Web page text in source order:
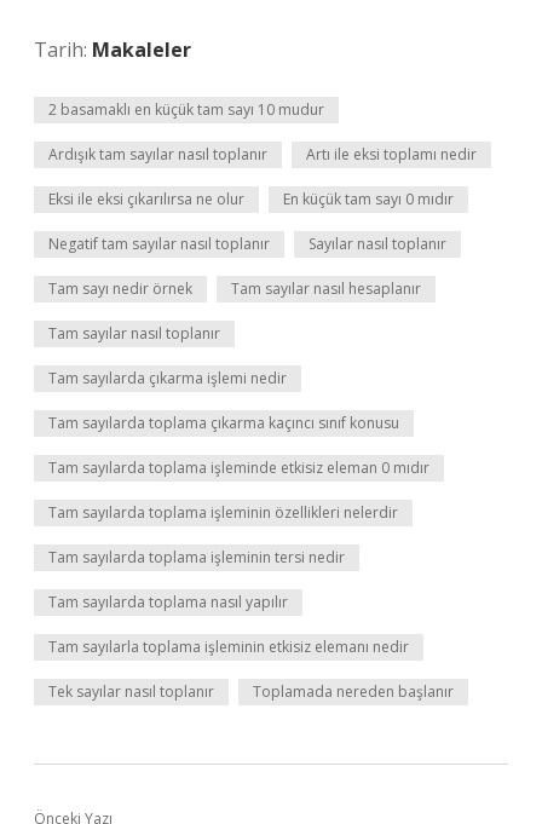
Tarih: Makaleler
2 basamaklı en küçük tam sayı 10 mudur
Ardışık tam sayılar nasıl toplanır Artı ile eksi toplamı nedir
Eksi ile eksi çıkarılırsa ne olur En küçük tam sayı 0 mıdır
Negatif tam sayılar nasıl toplanır Sayılar nasıl toplanır
Tam sayı nedir örnek Tam sayılar nasıl hesaplanır
Tam sayılar nasıl toplanır
Tam sayılarda çıkarma işlemi nedir
Tam sayılarda toplama çıkarma kaçıncı sınıf konusu
Tam sayılarda toplama işleminde etkisiz eleman 0 mıdır
Tam sayılarda toplama işleminin özellikleri nelerdir
Tam sayılarda toplama işleminin tersi nedir
Tam sayılarda toplama nasıl yapılır
Tam sayılarla toplama işleminin etkisiz elemanı nedir
Tek sayılar nasıl toplanır Toplamada nereden başlanır
Önceki Yazı